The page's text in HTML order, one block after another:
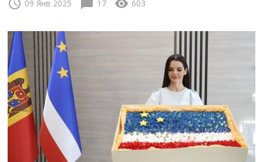
schedule 09 Янв 2025 chat_bubble 17 visibility 603